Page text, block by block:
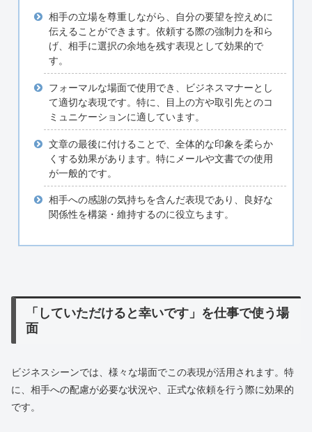
相手の立場を尊重しながら、自分の要望を控えめに
伝えることができます。依頼する際の強制力を和ら
げ、相手に選択の余地を残す表現として効果的で
す。
フォーマルな場面で使用でき、ビジネスマナーとし
て適切な表現です。特に、目上の方や取引先とのコ
ミュニケーションに適しています。
文章の最後に付けることで、全体的な印象を柔らか
くする効果があります。特にメールや文書での使用
が一般的です。
相手への感謝の気持ちを含んだ表現であり、良好な
関係性を構築・維持するのに役立ちます。
「していただけると幸いです」を仕事で使う場
面
ビジネスシーンでは、様々な場面でこの表現が活用されます。特
に、相手への配慮が必要な状況や、正式な依頼を行う際に効果的
です。